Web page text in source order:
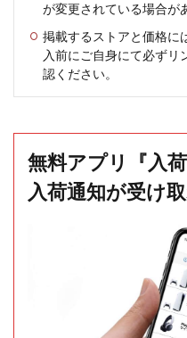
が変更されている場合が
掲載するストアと価格に
入前にご自身にて必ずリ
認ください。
無料アプリ『入
入荷通知が受け